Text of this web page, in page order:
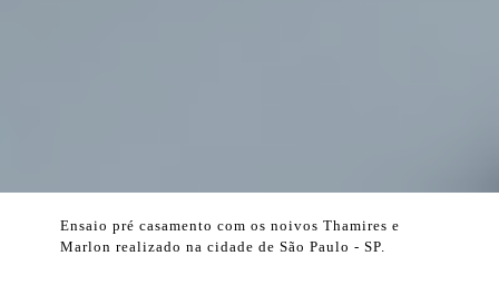
Ensaio pré casamento com os noivos Thamires e
Marlon realizado na cidade de São Paulo - SP.